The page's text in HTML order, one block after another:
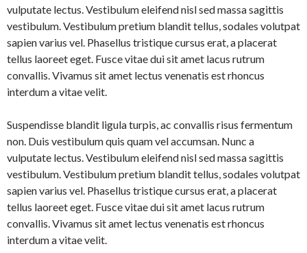
vulputate lectus. Vestibulum eleifend nisl sed massa sagittis
vestibulum. Vestibulum pretium blandit tellus, sodales volutpat
sapien varius vel. Phasellus tristique cursus erat, a placerat
tellus laoreet eget. Fusce vitae dui sit amet lacus rutrum
convallis. Vivamus sit amet lectus venenatis est rhoncus
interdum a vitae velit.
Suspendisse blandit ligula turpis, ac convallis risus fermentum
non. Duis vestibulum quis quam vel accumsan. Nunc a
vulputate lectus. Vestibulum eleifend nisl sed massa sagittis
vestibulum. Vestibulum pretium blandit tellus, sodales volutpat
sapien varius vel. Phasellus tristique cursus erat, a placerat
tellus laoreet eget. Fusce vitae dui sit amet lacus rutrum
convallis. Vivamus sit amet lectus venenatis est rhoncus
interdum a vitae velit.